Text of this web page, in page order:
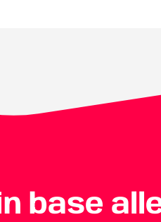
base